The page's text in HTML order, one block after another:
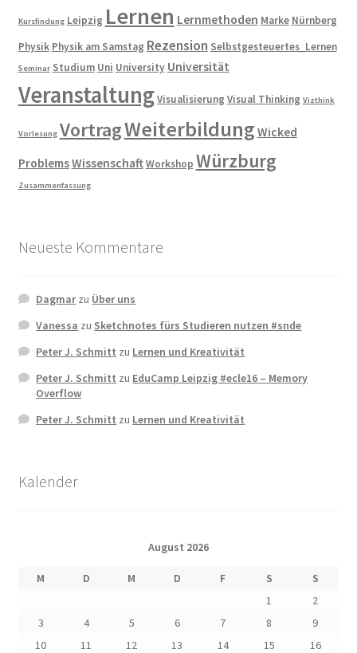
Kursfindung Leipzig Lernen Lernmethoden Marke Nürnberg
Physik Physik am Samstag Rezension Selbstgesteuertes_Lernen
Seminar Studium Uni University Universität
VeranstaltungVisualisierung Visual Thinking Vizthink
Vorlesung VortragWeiterbildung Wicked
ProblemsWissenschaftWorkshop Würzburg
Zusammenfassung
Neueste Kommentare
Dagmarzu Über uns
Vanessa zu Sketchnotes fürs Studieren nutzen #snde
Peter J. Schmitt zu Lernen und Kreativität
Peter J. Schmitt zu EduCamp Leipzig #ecle16 – Memory
Overflow
Peter J. Schmitt zu Lernen und Kreativität
Kalender
August 2026
M D M D F S
S
1
2
3
4 5 6 7 8
9
10
11 12 13 14 15
16